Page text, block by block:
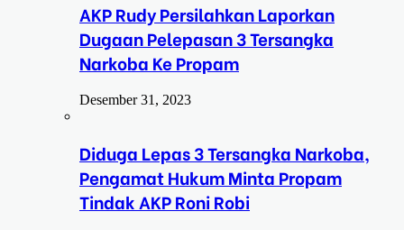
AKP Rudy Persilahkan Laporkan
Dugaan Pelepasan 3 Tersangka
Narkoba Ke Propam
Desember 31, 2023
Diduga Lepas 3 Tersangka Narkoba,
Pengamat Hukum Minta Propam
Tindak AKP Roni Robi